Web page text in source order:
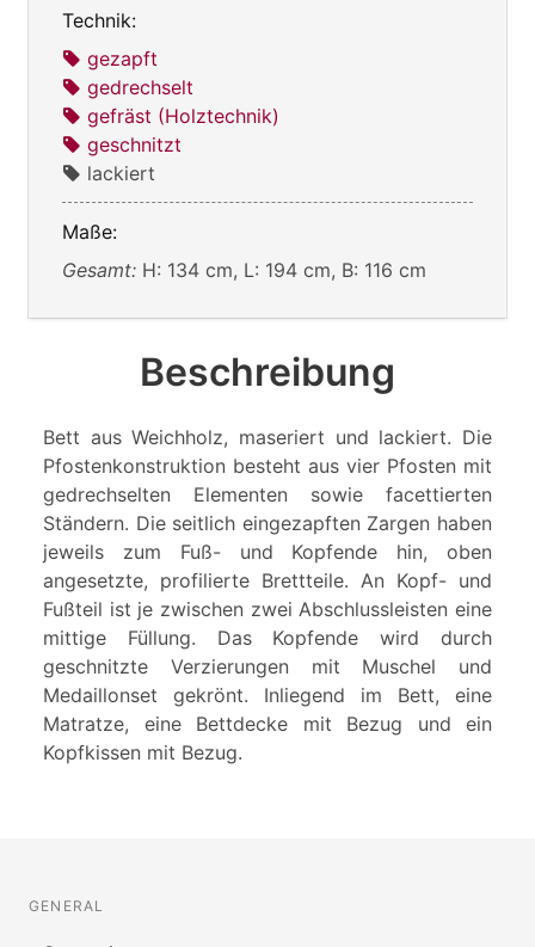
Technik:
gezapft
gedrechselt
gefräst (Holztechnik)
geschnitzt
lackiert
Maße:
Gesamt: H: 134 cm, L: 194 cm, B: 116 cm
Beschreibung
Bett aus Weichholz, maseriert und lackiert. Die
Pfostenkonstruktion besteht aus vier Pfosten mit
gedrechselten Elementen sowie facettierten
Ständern. Die seitlich eingezapften Zargen haben
jeweils zum Fuß- und Kopfende hin, oben
angesetzte, profilierte Brettteile. An Kopf- und
Fußteil ist je zwischen zwei Abschlussleisten eine
mittige Füllung. Das Kopfende wird durch
geschnitzte Verzierungen mit Muschel und
Medaillonset gekrönt. Inliegend im Bett, eine
Matratze, eine Bettdecke mit Bezug und ein
Kopfkissen mit Bezug.
GENERAL